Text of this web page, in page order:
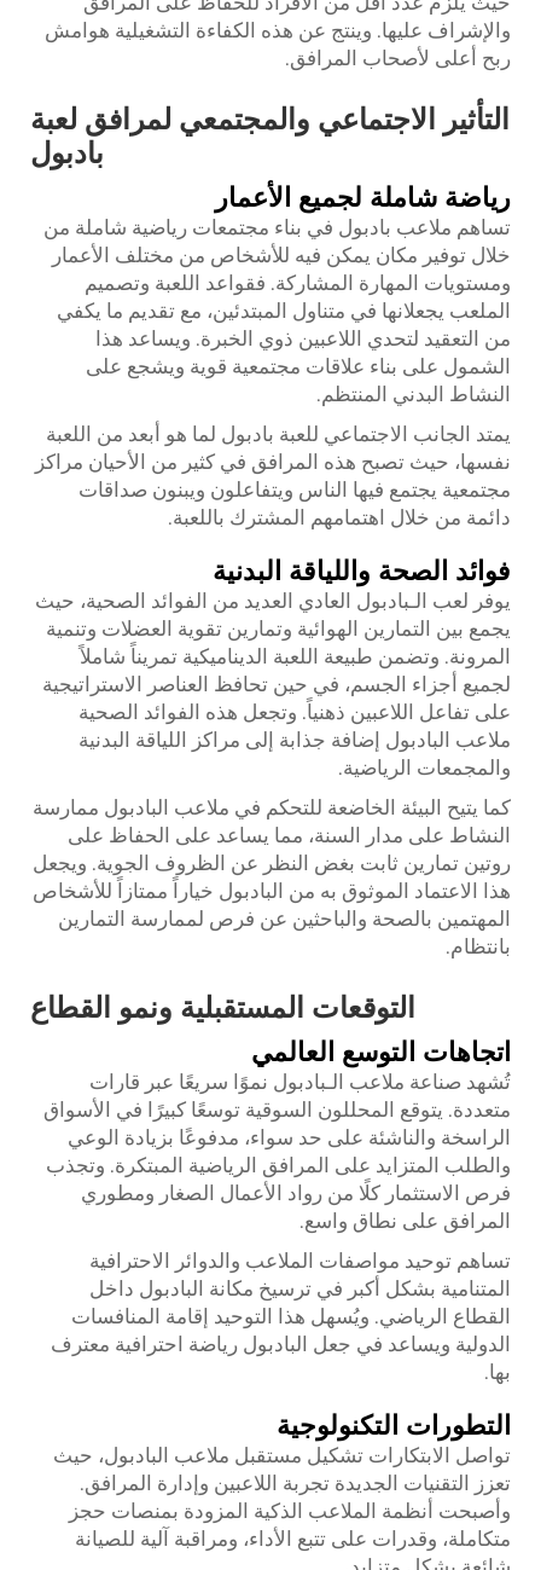
والإشراف عليها. وينتج عن هذه الكفاءة التشغيلية هوامش
ربح أعلى لأصحاب المرافق.
التأثير الاجتماعي والمجتمعي لمرافق لعبة
بادبول
رياضة شاملة لجميع الأعمار
تساهم ملاعب بادبول في بناء مجتمعات رياضية شاملة من
خلال توفير مكان يمكن فيه للأشخاص من مختلف الأعمار
ومستويات المهارة المشاركة. فقواعد اللعبة وتصميم
الملعب يجعلانها في متناول المبتدئين، مع تقديم ما يكفي
من التعقيد لتحدي اللاعبين ذوي الخبرة. ويساعد هذا
الشمول على بناء علاقات مجتمعية قوية ويشجع على
النشاط البدني المنتظم.
يمتد الجانب الاجتماعي للعبة بادبول لما هو أبعد من اللعبة
نفسها، حيث تصبح هذه المرافق في كثير من الأحيان مراكز
مجتمعية يجتمع فيها الناس ويتفاعلون ويبنون صداقات
دائمة من خلال اهتمامهم المشترك باللعبة.
فوائد الصحة واللياقة البدنية
يوفر لعب الـبادبول العادي العديد من الفوائد الصحية، حيث
يجمع بين التمارين الهوائية وتمارين تقوية العضلات وتنمية
المرونة. وتضمن طبيعة اللعبة الديناميكية تمريناً شاملاً
لجميع أجزاء الجسم، في حين تحافظ العناصر الاستراتيجية
على تفاعل اللاعبين ذهنياً. وتجعل هذه الفوائد الصحية
ملاعب البادبول إضافة جذابة إلى مراكز اللياقة البدنية
والمجمعات الرياضية.
كما يتيح البيئة الخاضعة للتحكم في ملاعب البادبول ممارسة
النشاط على مدار السنة، مما يساعد على الحفاظ على
روتين تمارين ثابت بغض النظر عن الظروف الجوية. ويجعل
هذا الاعتماد الموثوق به من البادبول خياراً ممتازاً للأشخاص
المهتمين بالصحة والباحثين عن فرص لممارسة التمارين
بانتظام.
التوقعات المستقبلية ونمو القطاع
اتجاهات التوسع العالمي
تُشهد صناعة ملاعب الـبادبول نموًا سريعًا عبر قارات
متعددة. يتوقع المحللون السوقية توسعًا كبيرًا في الأسواق
الراسخة والناشئة على حد سواء، مدفوعًا بزيادة الوعي
والطلب المتزايد على المرافق الرياضية المبتكرة. وتجذب
فرص الاستثمار كلًا من رواد الأعمال الصغار ومطوري
المرافق على نطاق واسع.
تساهم توحيد مواصفات الملاعب والدوائر الاحترافية
المتنامية بشكل أكبر في ترسيخ مكانة البادبول داخل
القطاع الرياضي. ويُسهل هذا التوحيد إقامة المنافسات
الدولية ويساعد في جعل البادبول رياضة احترافية معترف
بها.
التطورات التكنولوجية
تواصل الابتكارات تشكيل مستقبل ملاعب البادبول، حيث
تعزز التقنيات الجديدة تجربة اللاعبين وإدارة المرافق.
وأصبحت أنظمة الملاعب الذكية المزودة بمنصات حجز
متكاملة، وقدرات على تتبع الأداء، ومراقبة آلية للصيانة